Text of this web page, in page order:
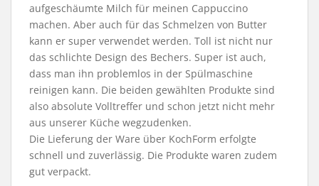
aufgeschäumte Milch für meinen Cappuccino
machen. Aber auch für das Schmelzen von Butter
kann er super verwendet werden. Toll ist nicht nur
das schlichte Design des Bechers. Super ist auch,
dass man ihn problemlos in der Spülmaschine
reinigen kann. Die beiden gewählten Produkte sind
also absolute Volltreffer und schon jetzt nicht mehr
aus unserer Küche wegzudenken.
Die Lieferung der Ware über KochForm erfolgte
schnell und zuverlässig. Die Produkte waren zudem
gut verpackt.